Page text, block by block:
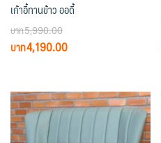
เก้าอี้ทานข้าว ออดี้
5,990.00
Original
฿5,990.00.
4,190.00Current
฿4,190.00.